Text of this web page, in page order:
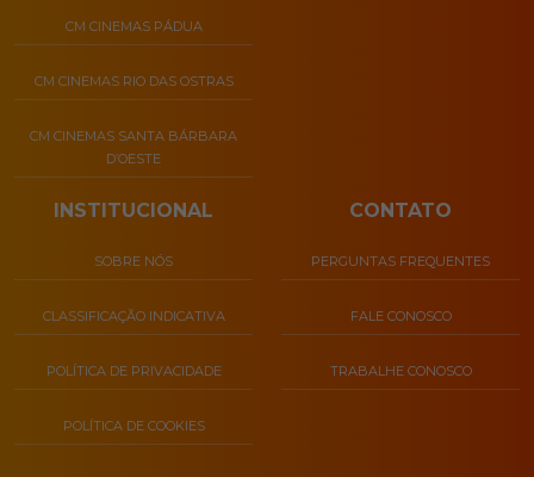
CM CINEMAS PÁDUA
CM CINEMAS RIO DAS OSTRAS
CM CINEMAS SANTA BÁRBARA
D’OESTE
INSTITUCIONAL
SOBRE NÓS
CLASSIFICAÇÃO INDICATIVA
POLÍTICA DE PRIVACIDADE
POLÍTICA DE COOKIES
CONTATO
PERGUNTAS FREQUENTES
FALE CONOSCO
TRABALHE CONOSCO